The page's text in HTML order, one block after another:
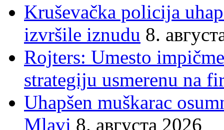
Kruševačka policija
izvršile iznudu 8.
Rojters: Umesto
strategiju usmerenu na
Uhapšen muškarac
Mlavi 8. августа 2026